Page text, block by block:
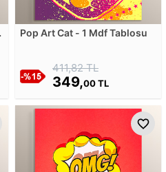
Pop Art Cat - 1 Mdf Tablosu
411,82 TL
349,00 TL